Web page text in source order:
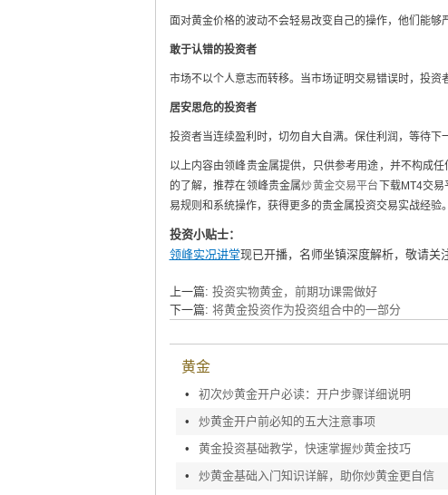
面对黄金价格的波动不会轻易改变自己的操作，他们能够
敢于认错的投资者
市场不以个人意志而转移。当市场证明交易错误时，投资
居安思危的投资者
投资者当连续盈利时，切勿自大自满。保住利润，等待下
以上内容由领峰贵金属提供，只供参考用途，并不构成
的了解，推荐在领峰贵金属炒黄金交易平台 下载MT4交
易规则和系统操作，获得更多的贵金属投资交易实战经验。
投资小贴士：
领峰实况讲堂现已开播，名师坐镇深度解析，敬请关注
上一篇: 投资实物黄金，前期功课需做好
下一篇: 将黄金投资作为投资组合中的一部分
黄金
•
初次炒黄金开户必读：开户步骤详细说明
•
炒黄金开户前必知的五大注意事项
•
黄金投资基础教学，快速掌握炒黄金技巧
•
炒黄金基础入门知识详解，助你炒黄金更自信